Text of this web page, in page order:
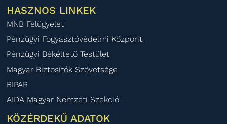
HASZNOS LINKEK
MNB Felügyelet
Pénzügyi Fogyasztóvédelmi Központ
Pénzügyi Békéltető Testület
Magyar Biztosítók Szövetsége
BIPAR
AIDA Magyar Nemzeti Szekció
KÖZÉRDEKŰ ADATOK